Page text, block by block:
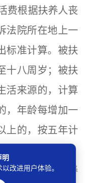
根据扶养人丧
法院所在地上一
标准计算。被扶
十八周岁；被扶
活来源的，计算
，年龄每增加一
上的，按五年计
应当承担扶养
明
改进用户体验。